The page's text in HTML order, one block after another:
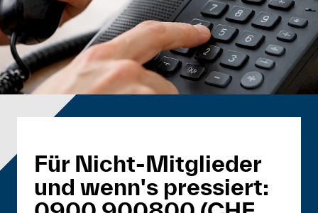
Für Nicht-Mitglieder
und wenn's pressiert: